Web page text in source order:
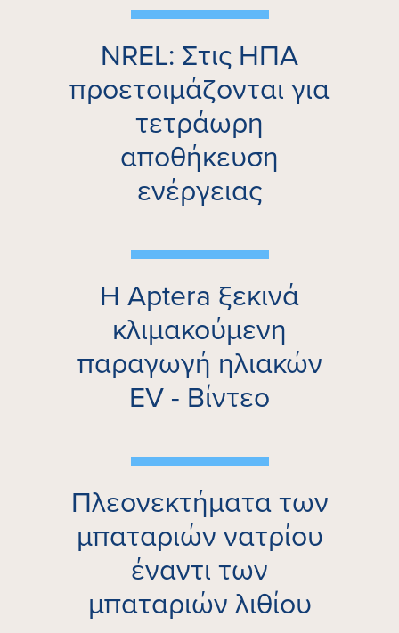
NREL: Στις ΗΠΑ
προετοιμάζονται για
τετράωρη
αποθήκευση
ενέργειας
Η Aptera ξεκινά
κλιμακούμενη
παραγωγή ηλιακών
EV - Βίντεο
Πλεονεκτήματα των
μπαταριών νατρίου
έναντι των
μπαταριών λιθίου